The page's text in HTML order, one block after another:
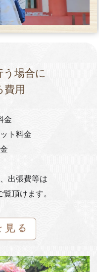
場合に
費用
金
ト料金
出張費等は
頂けます。